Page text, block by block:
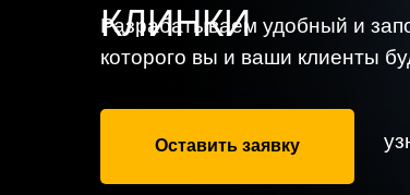
КЛИНКИ
Разрабатываем удобный и
которого вы и ваши клиенты
Оставить заявку